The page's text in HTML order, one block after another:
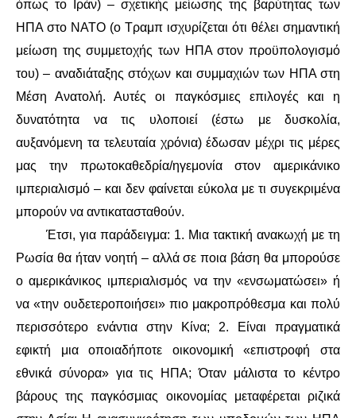
όπως το Ιράν) – σχετικής μείωσης της βαρύτητας των
ΗΠΑ στο ΝΑΤΟ (ο Τραμπ ισχυρίζεται ότι θέλει σημαντική
μείωση της συμμετοχής των ΗΠΑ στον προϋπολογισμό
του) – αναδιάταξης στόχων και συμμαχιών των ΗΠΑ στη
Μέση Ανατολή. Αυτές οι παγκόσμιες επιλογές και η
δυνατότητα να τις υλοποιεί (έστω με δυσκολία,
αυξανόμενη τα τελευταία χρόνια) έδωσαν μέχρι τις μέρες
μας την πρωτοκαθεδρία/ηγεμονία στον αμερικάνικο
ιμπεριαλισμό – και δεν φαίνεται εύκολα με τι συγεκριμένα
μπορούν να αντικατασταθούν.
Έτσι, για παράδειγμα: 1. Μια τακτική ανακωχή με τη
Ρωσία θα ήταν νοητή – αλλά σε ποια βάση θα μπορούσε
ο αμερικάνικος ιμπεριαλισμός να την «ενσωματώσει» ή
να «την ουδετεροποιήσει» πιο μακροπρόθεσμα και πολύ
περισσότερο ενάντια στην Κίνα; 2. Είναι πραγματικά
εφικτή μια οποιαδήποτε οικονομική «επιστροφή στα
εθνικά σύνορα» για τις ΗΠΑ; Όταν μάλιστα το κέντρο
βάρους της παγκόσμιας οικονομίας μεταφέρεται ριζικά